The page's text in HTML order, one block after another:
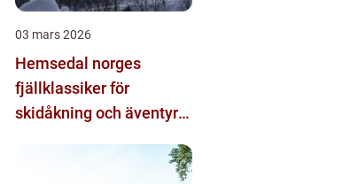
03 mars 2026
Hemsedal norges
fjällklassiker för
skidåkning och äventyr